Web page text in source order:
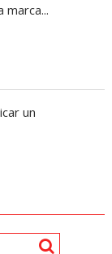
marca...
un